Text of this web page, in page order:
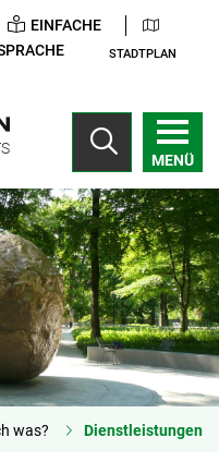
EINFACHE
STADTPLAN
MENÜ
was? Dienstleistungen